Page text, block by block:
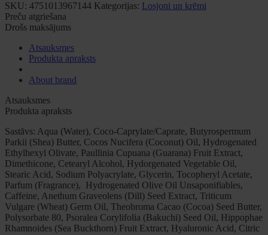
SKU: 4751013967144 Kategorijas: Losjoni un krēmi
Preču atgriešana
Drošs maksājums
Atsauksmes
Produkta apraksts
About brand
Atsauksmes
Produkta apraksts
Sastāvs: Aqua (Water), Coco-Caprylate/Caprate, Butyrospermum
Parkii (Shea) Butter, Cocos Nucifera (Coconut) Oil, Hydrogenated
Ethylhexyl Olivate, Paullinia Cupuana (Guarana) Fruit Extract,
Dimethicone, Cetearyl Alcohol, Hydorgenated Vegetable Oil,
Stearic Acid, Sodium Polyacrylate, Glycerin, Tocopheryl Acetate,
Parfum (Fragrance), Hydrogenated Olive Oil Unsaponifiables,
Caffeine, Anethum Graveolens (Dill) Seed Extract, Triticum
Vulgare (Wheat) Germ Oil, Theobroma Cacao (Cocoa) Seed Butter,
Polysorbate 80, Psoralea Corylifolia (Bakuchi) Seed Oil, Hippophae
Rhamnoides (Sea Buckthorn) Fruit Extract, Hyaluronic Acid, Citric